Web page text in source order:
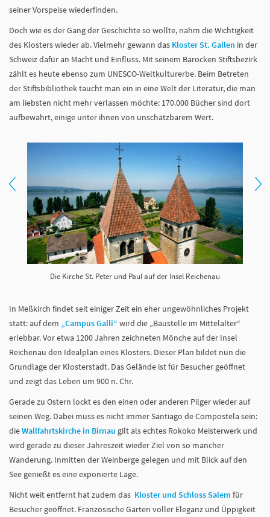
seiner Vorspeise wiederfinden.
Doch wie es der Gang der Geschichte so wollte, nahm die Wichtigkeit
des Klosters wieder ab. Vielmehr gewann das Kloster St. Gallen in der
Schweiz dafür an Macht und Einfluss. Mit seinem Barocken Stiftsbezirk
zählt es heute ebenso zum UNESCO-Weltkulturerbe. Beim Betreten
der Stiftsbibliothek taucht man ein in eine Welt der Literatur, die man
am liebsten nicht mehr verlassen möchte: 170.000 Bücher sind dort
aufbewahrt, einige unter ihnen von unschätzbarem Wert.
Die Kirche St. Peter und Paul auf der Insel Reichenau
In Meßkirch findet seit einiger Zeit ein eher ungewöhnliches Projekt
statt: auf dem „Campus Galli“ wird die „Baustelle im Mittelalter“
erlebbar. Vor etwa 1200 Jahren zeichneten Mönche auf der Insel
Reichenau den Idealplan eines Klosters. Dieser Plan bildet nun die
Grundlage der Klosterstadt. Das Gelände ist für Besucher geöffnet
und zeigt das Leben um 900 n. Chr.
Gerade zu Ostern lockt es den einen oder anderen Pilger wieder auf
seinen Weg. Dabei muss es nicht immer Santiago de Compostela sein:
dieWallfahrtskirche in Birnau gilt als echtes Rokoko Meisterwerk und
wird gerade zu dieser Jahreszeit wieder Ziel von so mancher
Wanderung. Inmitten der Weinberge gelegen und mit Blick auf den
See genießt es eine exponierte Lage.
Nicht weit entfernt hat zudem das Kloster und Schloss Salem für
Besucher geöffnet. Französische Gärten voller Eleganz und Üppigkeit